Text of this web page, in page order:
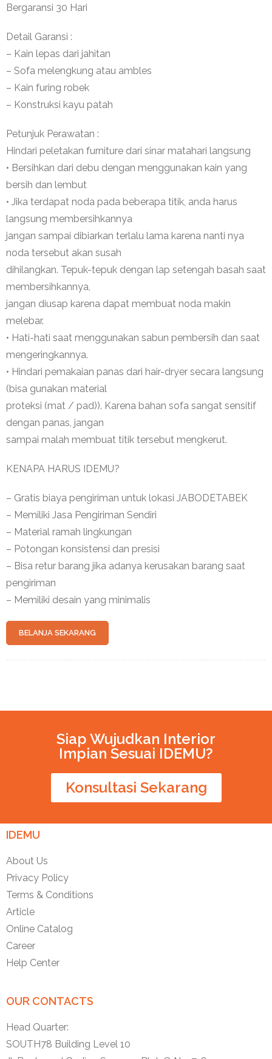
Bergaransi 30 Hari
Detail Garansi :
– Kain lepas dari jahitan
– Sofa melengkung atau ambles
– Kain furing robek
– Konstruksi kayu patah
Petunjuk Perawatan :
Hindari peletakan furniture dari sinar matahari langsung
• Bersihkan dari debu dengan menggunakan kain yang
bersih dan lembut
• Jika terdapat noda pada beberapa titik, anda harus
langsung membersihkannya
jangan sampai dibiarkan terlalu lama karena nanti nya
noda tersebut akan susah
dihilangkan. Tepuk-tepuk dengan lap setengah basah saat
membersihkannya,
jangan diusap karena dapat membuat noda makin
melebar.
• Hati-hati saat menggunakan sabun pembersih dan saat
mengeringkannya.
• Hindari pemakaian panas dari hair-dryer secara langsung
(bisa gunakan material
proteksi (mat / pad)). Karena bahan sofa sangat sensitif
dengan panas, jangan
sampai malah membuat titik tersebut mengkerut.
KENAPA HARUS IDEMU?
– Gratis biaya pengiriman untuk lokasi JABODETABEK
– Memiliki Jasa Pengiriman Sendiri
– Material ramah lingkungan
– Potongan konsistensi dan presisi
– Bisa retur barang jika adanya kerusakan barang saat
pengiriman
– Memiliki desain yang minimalis
BELANJA SEKARANG
Siap Wujudkan Interior
Impian Sesuai IDEMU?
Konsultasi Sekarang
IDEMU
About Us
Privacy Policy
Terms & Conditions
Article
Online Catalog
Career
Help Center
OUR CONTACTS
Head Quarter:
SOUTH78 Building Level 10